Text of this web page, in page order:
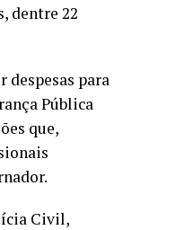
dentre 22
despesas para
Pública
que,
Civil,